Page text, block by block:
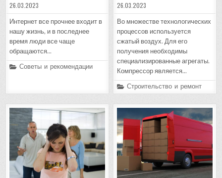
26.03.2023
Интернет все прочнее входит в
нашу жизнь, и в последнее
время люди все чаще
обращаются…
Posted
Советы и рекомендации
26.03.2023
Во множестве технологических
процессов используется
сжатый воздух. Для его
получения необходимы
специализированные агрегаты.
Компрессор является…
Posted
in
Строительство и ремонт